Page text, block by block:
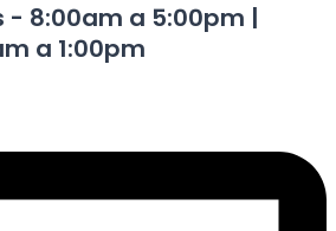
- 8:00am a 5:00pm |
a 1:00pm